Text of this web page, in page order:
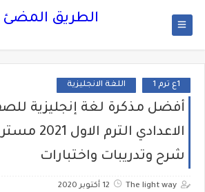
الطريق المضئ
1ع ترم 1 اللغة الانجليزية
أفضل مذكرة لغة إنجليزية
الاعدادي
شرح وتدريبات واختبارات
The light way 12 أكتوبر 2020